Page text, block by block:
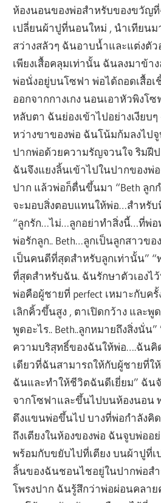
ห้องนอนของพ่อสำหรับของขวัญ
เปลี่ยนผ้าปูที่นอนใหม่ , นำเทียน
สว่างสลัวๆ ฉันอาบน้ำและแต่งตัว
เพียงเสื้อคลุมเท่านั้น ฉันลงมาข้า
พ่อนั่งอยู่บนโซฟา พ่อได้ถอดเสื้อเ
ออกจากกางเกง นอนเอาหัวพิงโ
หลับตา ฉันย่องเข้าไปอย่างเงียบ
หว่างขาของพ่อ ฉันโน้มก้มลงไป
ปากพ่อด้วยความรัญจวนใจ ริมฝี
ฉันจึงแยงลิ้นเข้าไปในปากของพ่
ปาก แล้วพ่อก็ตื่นขึ้นมา “Beth ลูก
จะมอบสิ่งตอบแทนให้พ่อ…สำหรั
“ลูกรัก…ไม่…ลูกอย่าทำสิ่งนี้…ที่พ่อ
พ่อรักลูก.. Beth…ลูกเป็นลูกสาวขอ
เป็นคนดีที่สุดสำหรับลูกเท่านั้น”
ที่สุดสำหรับฉัน. ฉันรักษาตัวเองไ
พ่อคือผู้ชายที่ perfect เหมาะกับค
เลิกคิ้วขึ้นสูง , ตาเปิดกว้าง และพู
พูดอะไร.. Beth..ลูกหมายถึงสิ่งนั่น
ความบริสุทธิ์ของฉันให้พ่อ….ฉัน
เดียวที่ฉันสามารถให้กับผู้ชายที่ใ
ฉันและทำให้ชีวิตฉันดีเยี่ยม” ฉัน
จากโซฟาและขึ้นไปบนห้องนอน
ดึงแขนพ่อขึ้นไป บางที่พ่อกำลังคิ
ถึงเตียงในห้องของพ่อ ฉันจูบพ่ออ
พร้อมกับขยับไปที่เตียง บนผ้าปูที่
ลิ้นของฉันชอนไชอยู่ในปากพ่อส
โพรงปาก ฉันรู้สึกว่าพ่อผ่อนคลาย